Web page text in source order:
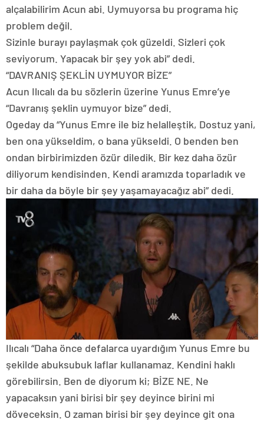
alçalabilirim Acun abi. Uymuyorsa bu programa hiç
problem değil.
Sizinle burayı paylaşmak çok güzeldi. Sizleri çok
seviyorum. Yapacak bir şey yok abi” dedi.
“DAVRANIŞ ŞEKLİN UYMUYOR BİZE”
Acun Ilıcalı da bu sözlerin üzerine Yunus Emre’ye
“Davranış şeklin uymuyor bize” dedi.
Ogeday da “Yunus Emre ile biz helalleştik, Dostuz yani,
ben ona yükseldim, o bana yükseldi. O benden ben
ondan birbirimizden özür diledik. Bir kez daha özür
diliyorum kendisinden. Kendi aramızda toparladık ve
bir daha da böyle bir şey yaşamayacağız abi” dedi.
Ilıcalı “Daha önce defalarca uyardığım Yunus Emre bu
şekilde abuksubuk laflar kullanamaz. Kendini haklı
görebilirsin. Ben de diyorum ki; BİZE NE. Ne
yapacaksın yani birisi bir şey deyince birini mi
döveceksin. O zaman birisi bir şey deyince git ona